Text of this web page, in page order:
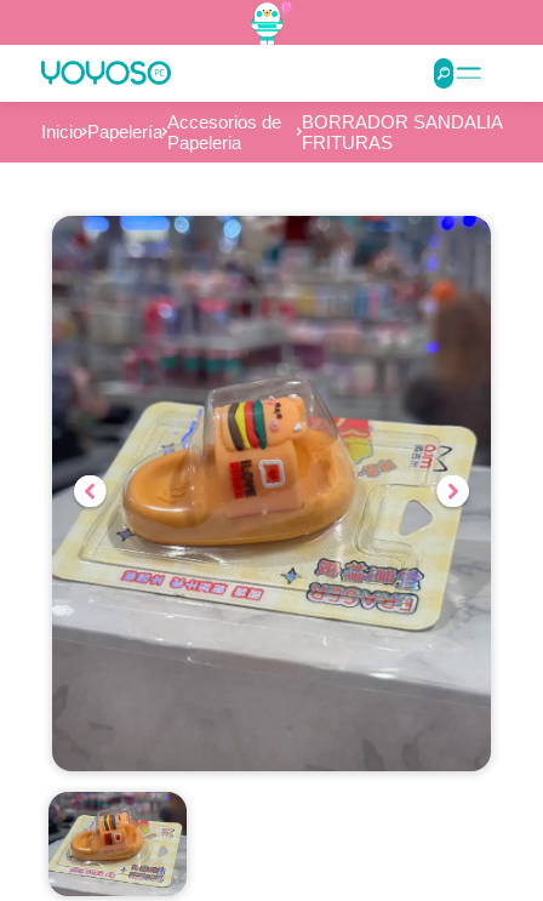
Inicio Papelería Accesorios de
Papeleria
BORRADOR SANDALIA
FRITURAS